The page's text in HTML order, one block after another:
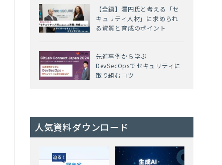
【全編】澤円氏と考える「セ
キュリティ人材」に求められ
る資質と育成のポイント
先進事例から学ぶ
DevSecOpsでセキュリティに
取り組むコツ
人気資料ダウンロード